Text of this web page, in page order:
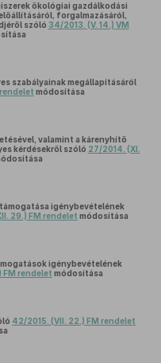
ökológiai gazdálkodási
forgalmazásáról,
szóló 34/2013. (V. 14.) VM
szabályainak megállapításáról
módosítása
valamint a kárenyhítő
kérdésekről szóló 27/2014. (XI.
igénybevételének
29.) FM rendelet módosítása
igénybevételének
FM rendelet módosítása
42/2015. (VII. 22.) FM rendelet